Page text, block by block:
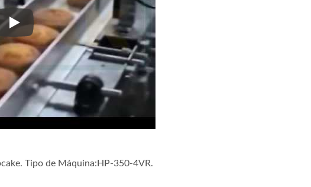
Embalagem Automática de Cupcake.
Tipo de Máquina:HP-350-4VR.
Embalagem De Grupos De
Pães No Vapor Sem Bandeja
Máquina De Embalagem